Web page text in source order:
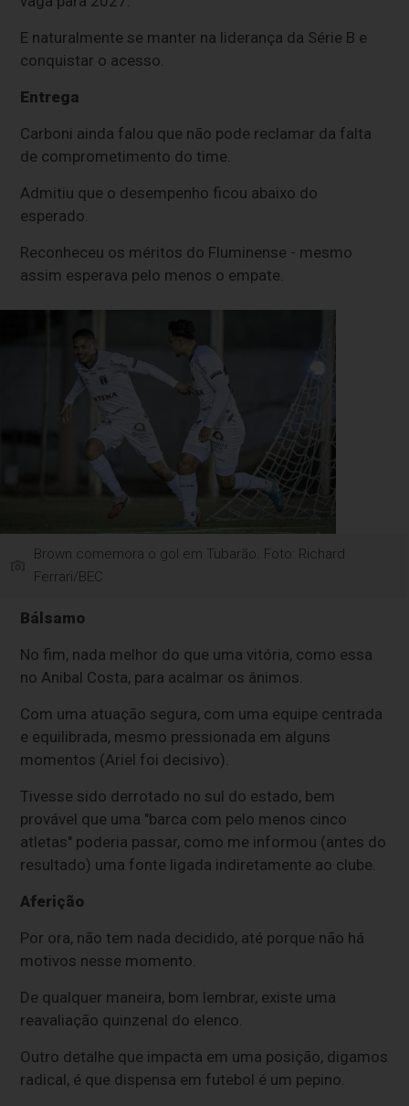
E naturalmente se manter na liderança da Série B e
conquistar o acesso.
Entrega
Carboni ainda falou que não pode reclamar da falta
de comprometimento do time.
Admitiu que o desempenho ficou abaixo do
esperado.
Reconheceu os méritos do Fluminense - mesmo
assim esperava pelo menos o empate.
Brown comemora o gol em Tubarão. Foto: Richard
Ferrari/BEC
Bálsamo
No fim, nada melhor do que uma vitória, como essa
no Anibal Costa, para acalmar os ânimos.
Com uma atuação segura, com uma equipe centrada
e equilibrada, mesmo pressionada em alguns
momentos (Ariel foi decisivo).
Tivesse sido derrotado no sul do estado, bem
provável que uma "barca com pelo menos cinco
atletas" poderia passar, como me informou (antes do
resultado) uma fonte ligada indiretamente ao clube.
Aferição
Por ora, não tem nada decidido, até porque não há
motivos nesse momento.
De qualquer maneira, bom lembrar, existe uma
reavaliação quinzenal do elenco.
Outro detalhe que impacta em uma posição, digamos
radical, é que dispensa em futebol é um pepino.